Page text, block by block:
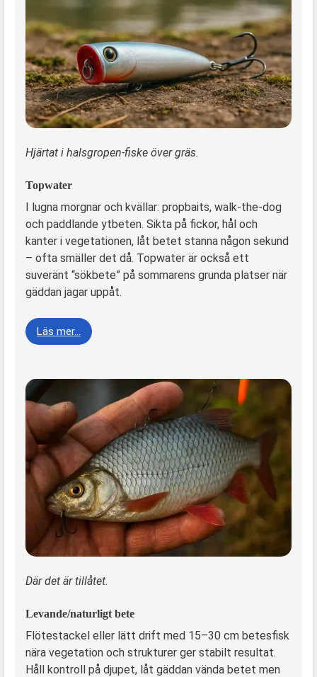
Hjärtat i halsgropen-fiske över gräs.
Topwater
I lugna morgnar och kvällar: propbaits, walk-the-dog
och paddlande ytbeten. Sikta på fickor, hål och
kanter i vegetationen, låt betet stanna någon sekund
– ofta smäller det då. Topwater är också ett
suveränt “sökbete” på sommarens grunda platser när
gäddan jagar uppåt.
Läs mer…
Där det är tillåtet.
Levande/naturligt bete
Flötestackel eller lätt drift med 15–30 cm betesfisk
nära vegetation och strukturer ger stabilt resultat.
Håll kontroll på djupet, låt gäddan vända betet men